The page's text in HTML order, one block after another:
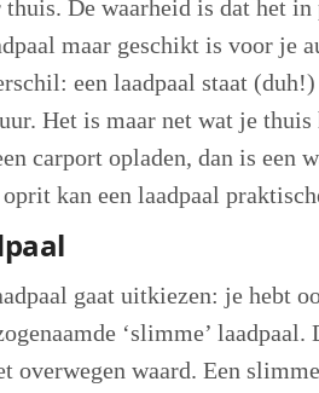
thuis. De waarheid is dat het
maar geschikt is voor je
een laadpaal staat
Het is maar net wat je
carport opladen, dan is een
kan een laadpaal
gaat uitkiezen: je hebt
‘slimme’
overwegen waard. Een